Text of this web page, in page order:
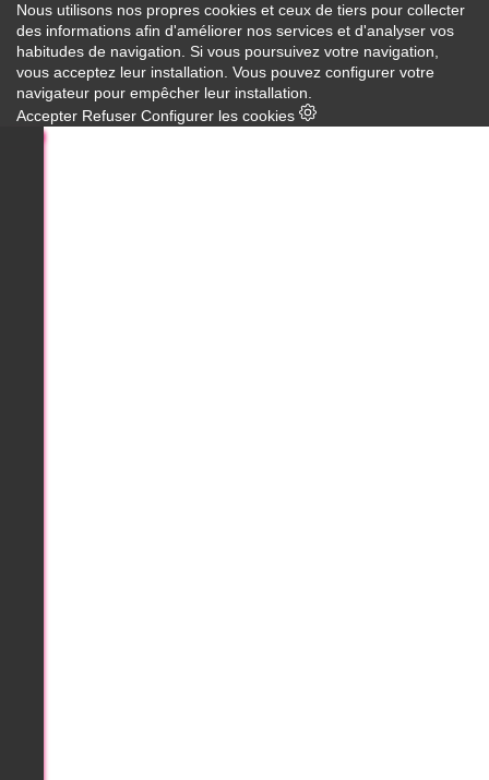
Nous utilisons nos propres cookies et ceux de tiers pour collecter
des informations afin d'améliorer nos services et d'analyser vos
habitudes de navigation. Si vous poursuivez votre navigation,
vous acceptez leur installation. Vous pouvez configurer votre
navigateur pour empêcher leur installation.
Accepter Refuser Configurer les cookies